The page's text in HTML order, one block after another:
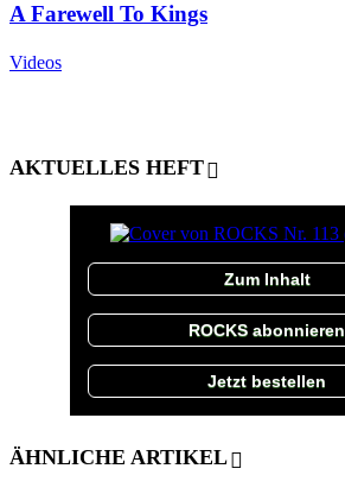
A Farewell To Kings
Videos
AKTUELLES HEFT
Zum Inhalt
ROCKS abonnieren
Jetzt bestellen
ÄHNLICHE ARTIKEL